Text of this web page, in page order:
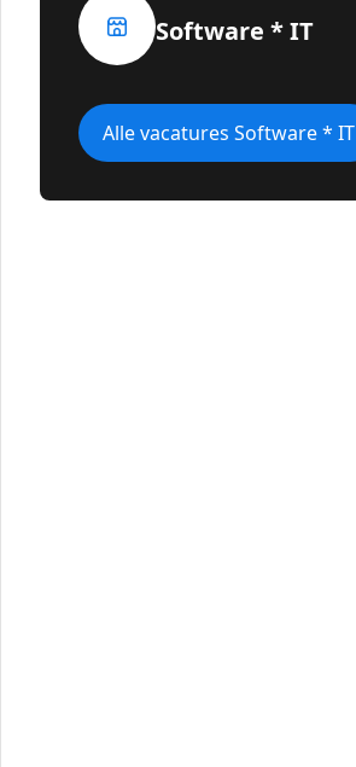
Software * IT
Alle vacatures Software * IT